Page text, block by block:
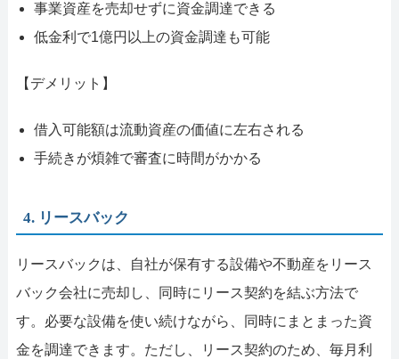
事業資産を売却せずに資金調達できる
低金利で1億円以上の資金調達も可能
【デメリット】
借入可能額は流動資産の価値に左右される
手続きが煩雑で審査に時間がかかる
4. リースバック
リースバックは、自社が保有する設備や不動産をリース
バック会社に売却し、同時にリース契約を結ぶ方法で
す。必要な設備を使い続けながら、同時にまとまった資
金を調達できます。ただし、リース契約のため、毎月利